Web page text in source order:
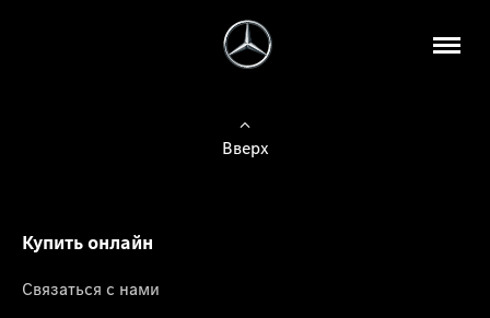
Вверх
Купить онлайн
Связаться с нами